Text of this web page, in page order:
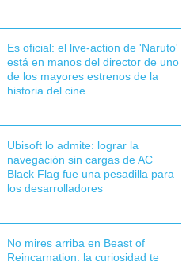
Es oficial: el live-action de 'Naruto'
está en manos del director de uno
de los mayores estrenos de la
historia del cine
Ubisoft lo admite: lograr la
navegación sin cargas de AC
Black Flag fue una pesadilla para
los desarrolladores
No mires arriba en Beast of
Reincarnation: la curiosidad te